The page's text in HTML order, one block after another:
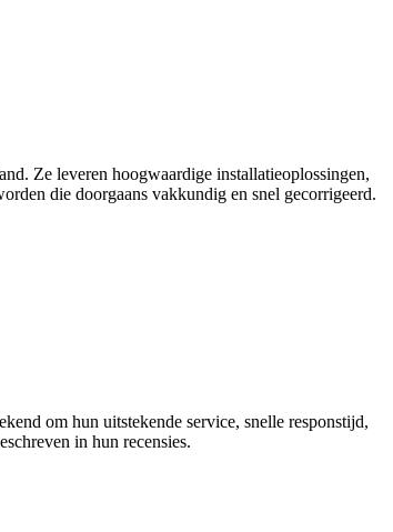
Ze leveren hoogwaardige installatieoplossingen,
die doorgaans vakkundig en snel gecorrigeerd.
om hun uitstekende service, snelle responstijd,
in hun recensies.